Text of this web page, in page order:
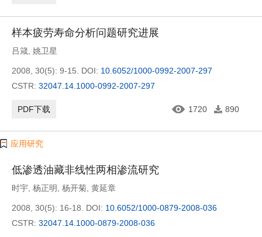
样本疲劳寿命分析问题研究进展
吕箴 姚卫星
2008, 30(5): 9-15. DOI: 10.6052/1000-0992-2007-297
CSTR: 32047.14.1000-0992-2007-297
PDF下载 1720 890
应用研究
低渗透油藏非线性两相渗流研究
时宇 杨正明 杨开菊 黄延章
2008, 30(5): 16-18. DOI: 10.6052/1000-0879-2008-036
CSTR: 32047.14.1000-0879-2008-036